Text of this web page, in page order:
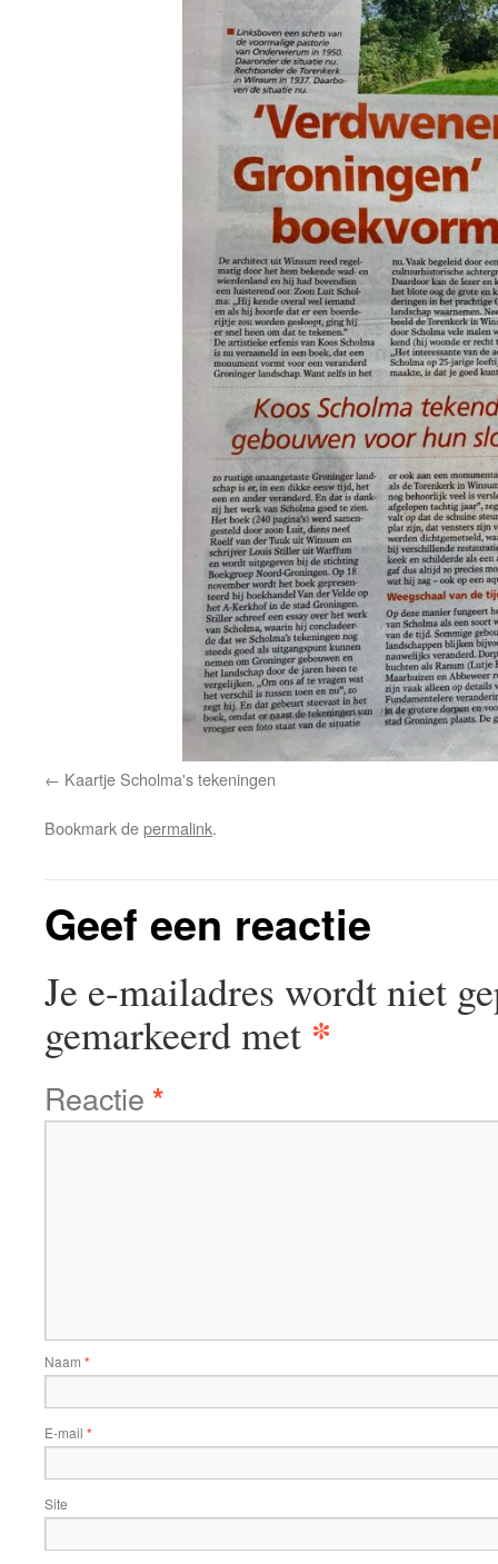
Kaartje Scholma's tekeningen
Bookmark depermalink.
Geef een reactie
Je e-mailadres wordt niet
gemarkeerd met *
Reactie *
Naam *
E-mail *
Site